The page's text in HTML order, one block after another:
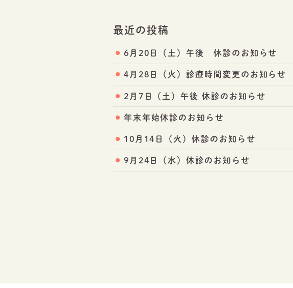
最近の投稿
6月20日（土）午後 休診のお知らせ
4月28日（火）診療時間変更のお知らせ
2月7日（土）午後 休診のお知らせ
年末年始休診のお知らせ
10月14日（火）休診のお知らせ
9月24日（水）休診のお知らせ